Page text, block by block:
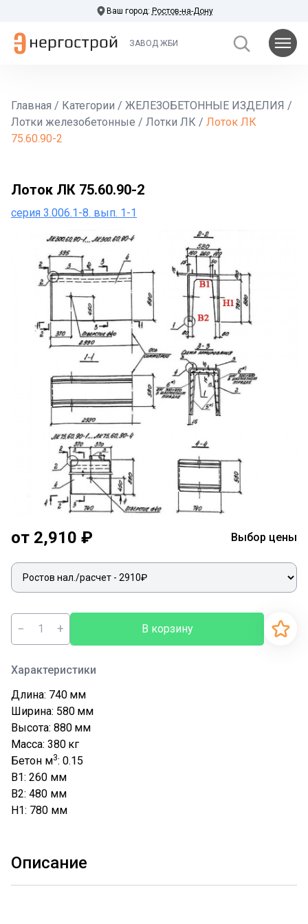
Ваш город: Ростов-на-Дону
ЗАВОД ЖБИ
Главная / Категории / ЖЕЛЕЗОБЕТОННЫЕ ИЗДЕЛИЯ /
Лотки железобетонные / Лотки ЛК / Лоток ЛК
75.60.90-2
Лоток ЛК 75.60.90-2
серия 3.006.1-8. вып. 1-1
от 2,910 ₽ Выбор цены
− + В корзину
Характеристики
Длина: 740 мм
Ширина: 580 мм
Высота: 880 мм
Масса: 380 кг
Бетон м3: 0.15
B1: 260 мм
B2: 480 мм
H1: 780 мм
Описание